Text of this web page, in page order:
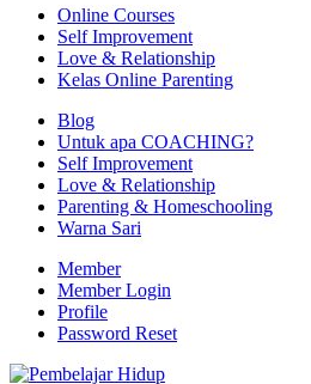
Online Courses
Self Improvement
Love & Relationship
Kelas Online Parenting
Blog
Untuk apa COACHING?
Self Improvement
Love & Relationship
Parenting & Homeschooling
Warna Sari
Member
Member Login
Profile
Password Reset
Skip